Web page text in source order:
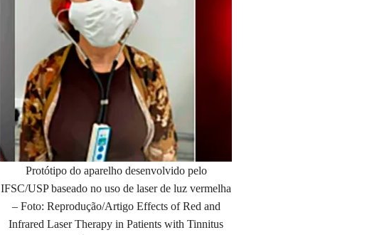
Protótipo do aparelho desenvolvido pelo
IFSC/USP baseado no uso de laser de luz vermelha
– Foto: Reprodução/Artigo Effects of Red and
Infrared Laser Therapy in Patients with Tinnitus